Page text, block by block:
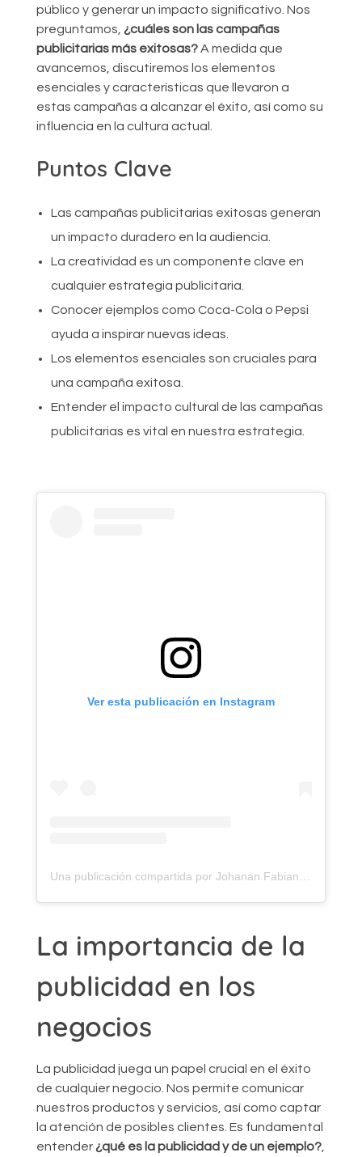
público y generar un impacto significativo. Nos
preguntamos, ¿cuáles son las campañas
publicitarias más exitosas?A medida que
avancemos, discutiremos los elementos
esenciales y características que llevaron a
estas campañas a alcanzar el éxito, así como su
influencia en la cultura actual.
Puntos Clave
Las campañas publicitarias exitosas generan
un impacto duradero en la audiencia.
La creatividad es un componente clave en
cualquier estrategia publicitaria.
Conocer ejemplos como Coca-Cola o Pepsi
ayuda a inspirar nuevas ideas.
Los elementos esenciales son cruciales para
una campaña exitosa.
Entender el impacto cultural de las campañas
publicitarias es vital en nuestra estrategia.
Ver esta publicación en Instagram
La importancia de la
publicidad en los
negocios
La publicidad juega un papel crucial en el éxito
de cualquier negocio. Nos permite comunicar
nuestros productos y servicios, así como captar
la atención de posibles clientes. Es fundamental
entender¿qué es la publicidad y de un ejemplo?,